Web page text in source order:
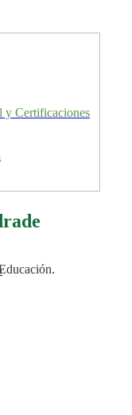
y Certificaciones